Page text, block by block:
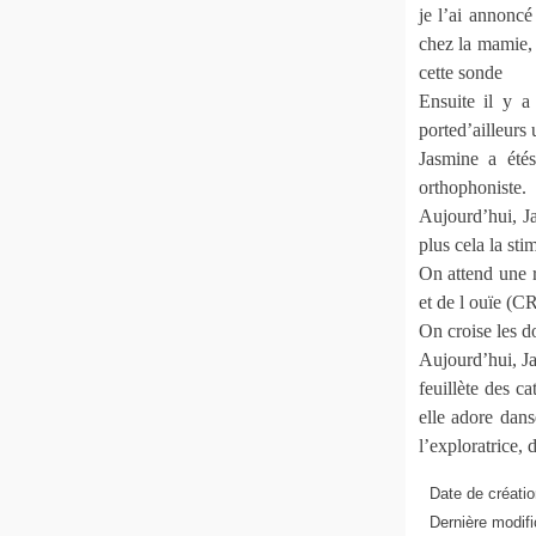
je l’ai
chez la
cette sonde
Ensuite il y a
ported’ailleurs
Jasmine a
orthophoniste.
Aujourd’hui,
plus cela la
On attend une
et de l ouïe
On croise les
Aujourd’hui,
feuillète des
elle adore
l’exploratrice,
Date de
Dernière